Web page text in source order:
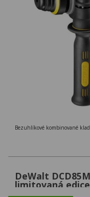
DeWalt
limitovaná